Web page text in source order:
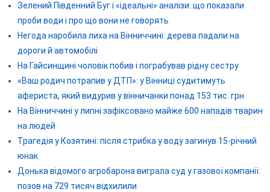
Зелений Південний Буг і «ідеальні» аналізи: що показали
проби води і про що вони не говорять
Негода наробила лиха на Вінниччині: дерева падали на
дороги й автомобілі
На Гайсинщині чоловік побив і пограбував рідну сестру
«Ваш родич потрапив у ДТП»: у Вінниці судитимуть
афериста, який видурив у вінничанки понад 153 тис. грн
На Вінниччині у липні зафіксовано майже 600 нападів тварин
на людей
Трагедія у Козятині: після стрибка у воду загинув 15-річний
юнак
Донька відомого агробарона виграла суд у газової компанії:
позов на 729 тисяч відхилили